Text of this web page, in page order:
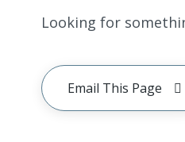
Looking for
Email This Page